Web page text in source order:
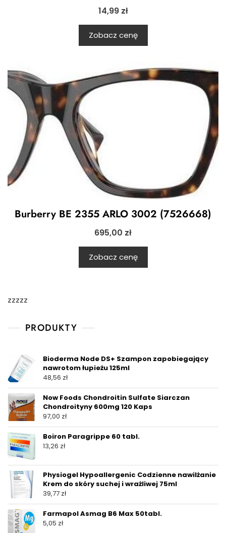
14,99 zł
Zobacz cenę
Burberry BE 2355 ARLO 3002 (7526668)
695,00 zł
Zobacz cenę
zzzzz
PRODUKTY
Bioderma Node DS+ Szampon zapobiegający
nawrotom łupieżu 125ml
48,56 zł
Now Foods Chondroitin Sulfate Siarczan
Chondroityny 600mg 120 Kaps
97,00 zł
Boiron Paragrippe 60 tabl.
13,26 zł
Physiogel Hypoallergenic Codzienne nawilżanie
Krem do skóry suchej i wrażliwej 75ml
39,77 zł
Farmapol Asmag B6 Max 50tabl.
5,05 zł